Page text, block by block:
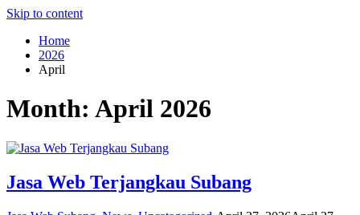
Skip to content
Home
2026
April
Month: April 2026
Jasa Web Terjangkau Subang